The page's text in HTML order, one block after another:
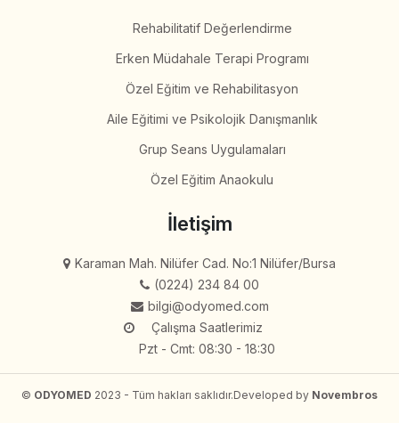
Rehabilitatif Değerlendirme
Erken Müdahale Terapi Programı
Özel Eğitim ve Rehabilitasyon
Aile Eğitimi ve Psikolojik Danışmanlık
Grup Seans Uygulamaları
Özel Eğitim Anaokulu
İletişim
Karaman Mah. Nilüfer Cad. No:1 Nilüfer/Bursa
(0224) 234 84 00
bilgi@odyomed.com
Çalışma Saatlerimiz
Pzt - Cmt: 08:30 - 18:30
© ODYOMED 2023 - Tüm hakları saklıdır.Developed by Novembros